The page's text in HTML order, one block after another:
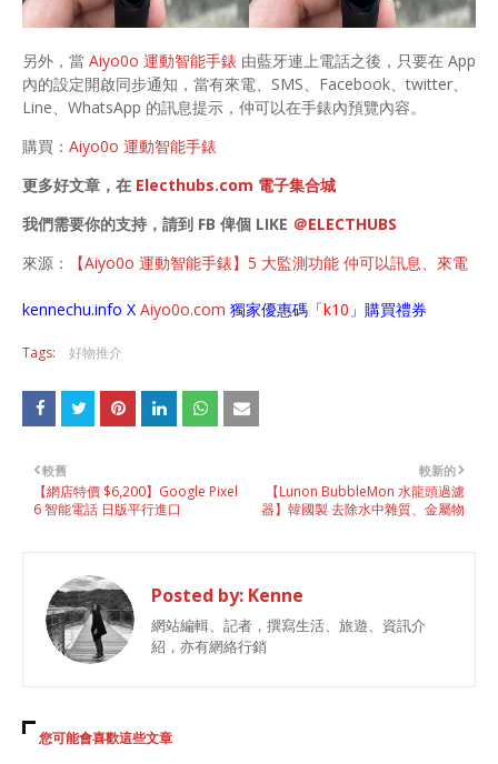
另外，當 Aiyo0o 運動智能手錶 由藍牙連上電話之後，只要在 App
內的設定開啟同步通知，當有來電、SMS、Facebook、twitter、
Line、WhatsApp 的訊息提示，仲可以在手錶內預覽內容。
購買： Aiyo0o 運動智能手錶
更多好文章，在 Electhubs.com 電子集合城
我們需要你的支持，請到 FB 俾個 LIKE ＠ELECTHUBS
來源：
【Aiyo0o 運動智能手錶】5 大監測功能 仲可以訊息、來電
kennechu.info X Aiyo0o.com 獨家優惠碼「k10 」購買禮券
Tags: 好物推介
較新的
【Lunon BubbleMon 水龍頭過濾
器】韓國製 去除水中雜質、金屬物
較舊
【網店特價 $6,200】Google Pixel
6 智能電話 日版平行進口
Posted by: Kenne
網站編輯、記者，撰寫生活、旅遊、資訊介
紹，亦有網絡行銷
您可能會喜歡這些文章